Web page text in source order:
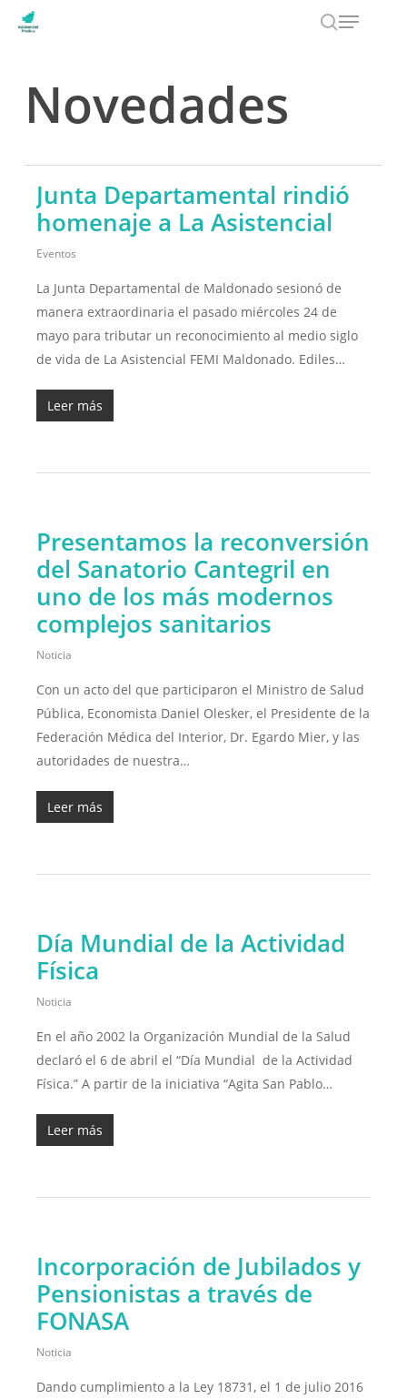
Menu
Novedades
Junta Departamental rindió
homenaje a La Asistencial
Eventos
La Junta Departamental de Maldonado sesionó de
manera extraordinaria el pasado miércoles 24 de
mayo para tributar un reconocimiento al medio siglo
de vida de La Asistencial FEMI Maldonado. Ediles…
Leer más
Presentamos la reconversión
del Sanatorio Cantegril en
uno de los más modernos
complejos sanitarios
Noticia
Con un acto del que participaron el Ministro de Salud
Pública, Economista Daniel Olesker, el Presidente de la
Federación Médica del Interior, Dr. Egardo Mier, y las
autoridades de nuestra…
Leer más
Día Mundial de la Actividad
Física
Noticia
En el año 2002 la Organización Mundial de la Salud
declaró el 6 de abril el “Día Mundial de la Actividad
Física.” A partir de la iniciativa “Agita San Pablo…
Leer más
Incorporación de Jubilados y
Pensionistas a través de
FONASA
Noticia
Dando cumplimiento a la Ley 18731, el 1 de julio 2016